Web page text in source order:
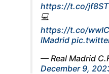
https://t.co/
💻
https://t.co/
lMadrid
— Real Madrid
December 9,